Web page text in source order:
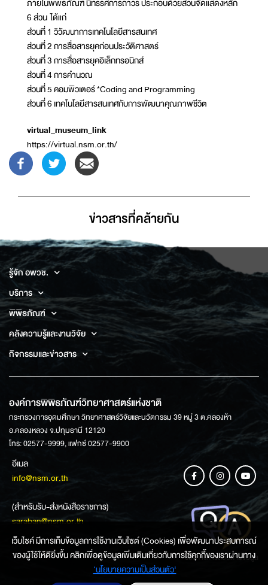
ภายในพิพิธภัณฑ์ นิทรรศการถาวร ประกอบด้วยส่วนจัดแสดงหลัก
6 ส่วน ได้แก่
ส่วนที่ 1 วิวัฒนาการเทคโนโลยีสารสนเทศ
ส่วนที่ 2 การสื่อสารยุคก่อนประวัติศาสตร์
ส่วนที่ 3 การสื่อสารยุคอิเล็กทรอนิกส์
ส่วนที่ 4 การคำนวณ
ส่วนที่ 5 คอมพิวเตอร์ *Coding and Programming
ส่วนที่ 6 เทคโนโลยีสารสนเทศกับการพัฒนาคุณภาพชีวิต
virtual_museum_link
https://virtual.nsm.or.th/
ข่าวสารที่่คล้ายกัน
รู้จัก อพวช.
บริการ
พิพิธภัณฑ์
คลังความรู้และงานวิจัย
กิจกรรมและข่าวสาร
องค์การพิพิธภัณฑ์วิทยาศาสตร์แห่งชาติ
กระทรวงการอุดมศึกษา วิทยาศาสตร์วิจัยและนวัตกรรม 39 หมู่ 3 ต.คลองห้า
อ.คลองหลวง จ.ปทุมธานี 12120
โทร: 02577-9999, แฟกซ์ 02577-9900
อีเมล
info@nsm.or.th
(สำหรับรับ-ส่งหนังสือราชการ)
saraban@nsm.or.th
ช่องทางการสอบถามข้อมูล
เว็บไซค์ มีการเก็บข้อมูลการใช้งานเว็บไซต์ (Cookies) เพื่อพัฒนาประสบการณ์
ของผู้ใช้ให้ดียิ่งขึ้น คลิกเพื่อดูข้อมูลเพิ่มเติมเกี่ยวกับการใช้คุกกี้ของเราผ่านทาง
‘นโยบายความเป็นส่วนตัว'